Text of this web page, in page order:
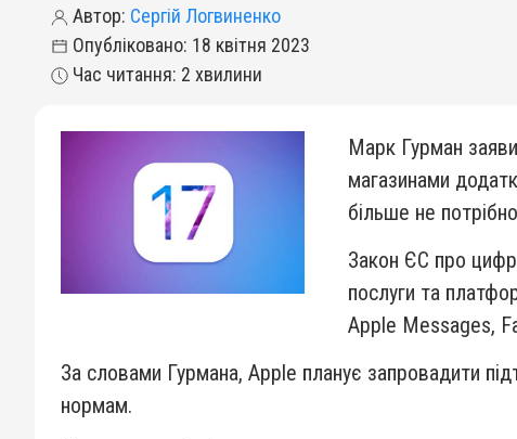
Автор: Сергій Логвиненко
Опубліковано: 18 квітня 2023
Час читання: 2 хвилини
Марк Гурман
магазинами
більше не
Закон ЄС про
послуги та
Apple Messages,
За словами Гурмана, Apple планує запровадити
нормам.